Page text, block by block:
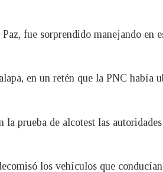
fue sorprendido manejando en
en un retén que la PNC había
prueba de alcotest las
los vehículos que